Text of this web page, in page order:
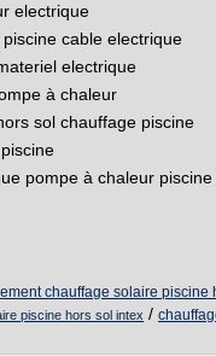
electrique
cable electrique
electrique
à chaleur
sol chauffage piscine
pompe à chaleur piscine
chauffage solaire piscine
piscine hors sol intex /